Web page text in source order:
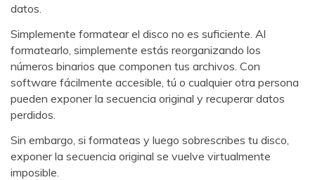
datos.
Simplemente formatear el disco no es suficiente. Al
formatearlo, simplemente estás reorganizando los
números binarios que componen tus archivos. Con
software fácilmente accesible, tú o cualquier otra persona
pueden exponer la secuencia original y recuperar datos
perdidos.
Sin embargo, si formateas y luego sobrescribes tu disco,
exponer la secuencia original se vuelve virtualmente
imposible.